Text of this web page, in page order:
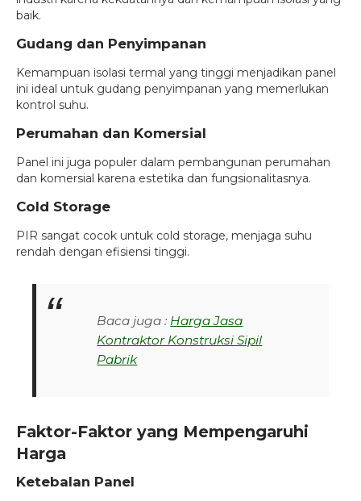
baik.
Gudang dan Penyimpanan
Kemampuan isolasi termal yang tinggi menjadikan panel
ini ideal untuk gudang penyimpanan yang memerlukan
kontrol suhu.
Perumahan dan Komersial
Panel ini juga populer dalam pembangunan perumahan
dan komersial karena estetika dan fungsionalitasnya.
Cold Storage
PIR sangat cocok untuk cold storage, menjaga suhu
rendah dengan efisiensi tinggi.
Baca juga : Harga Jasa
Kontraktor Konstruksi Sipil
Pabrik
Faktor-Faktor yang Mempengaruhi
Harga
Ketebalan Panel